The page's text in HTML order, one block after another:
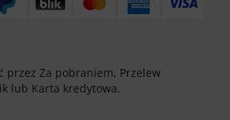
przez Za pobraniem, Przelew
lub Karta kredytowa.